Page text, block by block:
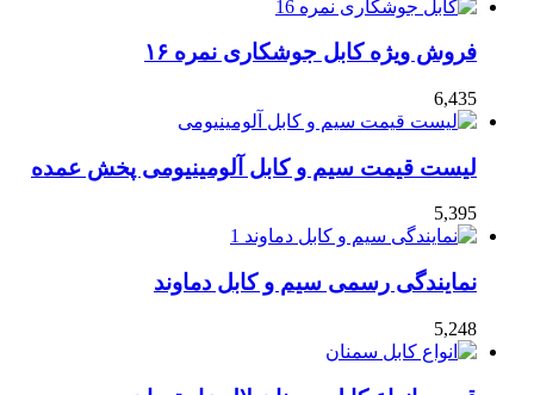
فروش ویژه کابل جوشکاری نمره ۱۶
6,435
لیست قیمت سیم و کابل آلومینیومی پخش عمده
5,395
نمایندگی رسمی سیم و کابل دماوند
5,248